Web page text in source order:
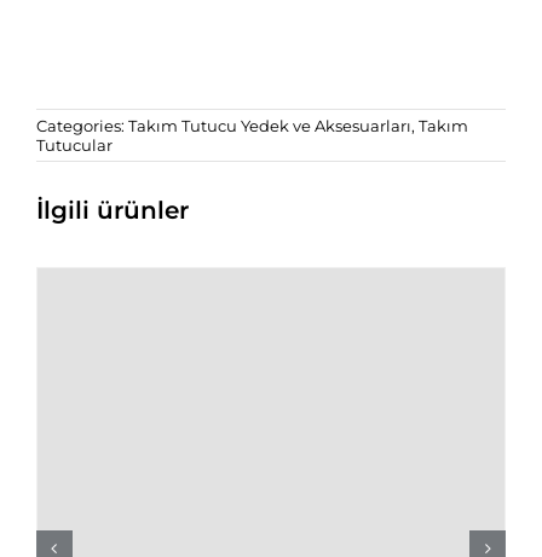
Categories: Takım Tutucu Yedek ve Aksesuarları, Takım
Tutucular
İlgili ürünler